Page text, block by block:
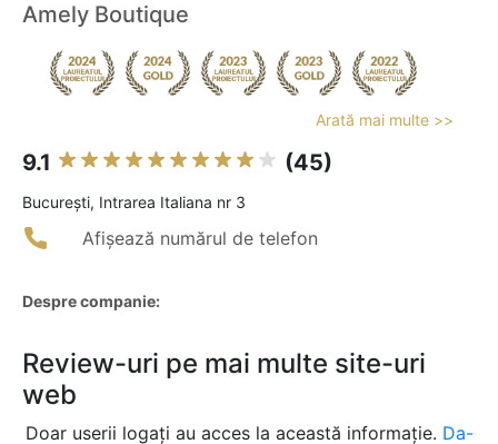
Amely Boutique
Arată mai multe >>
9.1 (45)
Bucureşti, Intrarea Italiana nr 3
Afișează numărul de telefon
Despre companie:
Review-uri pe mai multe site-uri
web
Doar userii logați au acces la această informație. Da-